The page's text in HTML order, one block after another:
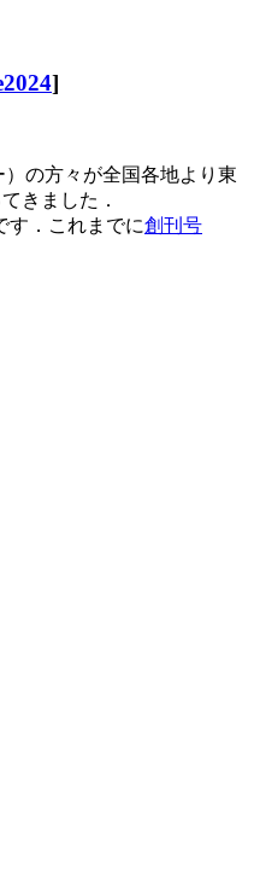
]
の方々が全国各地より東
きました．
す．これまでに創刊号